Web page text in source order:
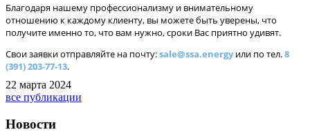
Благодаря нашему профессионализму и внимательному
отношению к каждому клиенту, вы можете быть уверены, что
получите именно то, что вам нужно, сроки Вас приятно удивят.
Свои заявки отправляйте на почту:sale@ssa.energyили по тел.8
(391) 203-77-13.
22 марта 2024
все публикации
Новости